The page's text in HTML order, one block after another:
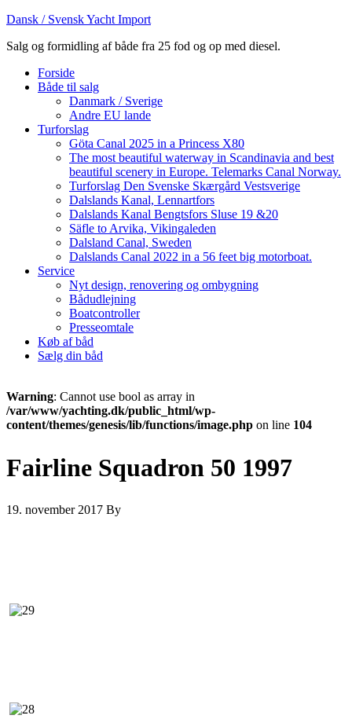
Dansk / Svensk Yacht Import
Salg og formidling af både fra 25 fod og op med diesel.
Forside
Både til salg
Danmark / Sverige
Andre EU lande
Turforslag
Göta Canal 2025 in a Princess X80
The most beautiful waterway in Scandinavia and best
beautiful scenery in Europe. Telemarks Canal Norway.
Turforslag Den Svenske Skærgård Vestsverige
Dalslands Kanal, Lennartfors
Dalslands Kanal Bengtsfors Sluse 19 &20
Säfle to Arvika, Vikingaleden
Dalsland Canal, Sweden
Dalslands Canal 2022 in a 56 feet big motorboat.
Service
Nyt design, renovering og ombygning
Bådudlejning
Boatcontroller
Presseomtale
Køb af båd
Sælg din båd
Warning: Cannot use bool as array in
/var/www/yachting.dk/public_html/wp-
content/themes/genesis/lib/functions/image.php on line 104
Fairline Squadron 50 1997
19. november 2017 By